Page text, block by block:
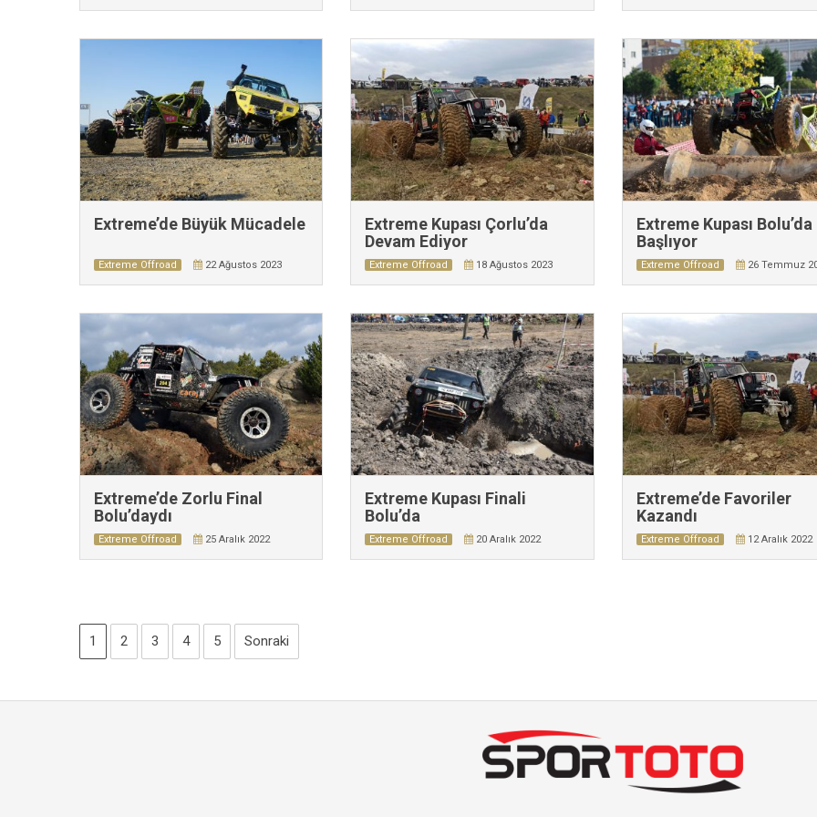
Extreme’de Büyük Mücadele
Extreme Offroad 22 Ağustos 2023
Extreme Kupası Çorlu’da
Devam Ediyor
Extreme Offroad 18 Ağustos 2023
Extreme Kupası Bolu’da
Başlıyor
Extreme Offroad 26 Temmuz
Extreme’de Zorlu Final
Bolu’daydı
Extreme Offroad 25 Aralık 2022
Extreme Kupası Finali
Bolu’da
Extreme Offroad 20 Aralık 2022
Extreme’de Favoriler
Kazandı
Extreme Offroad 12 Aralık 2022
1 2 3 4 5 Sonraki